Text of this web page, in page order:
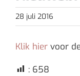
28 juli 2016
Klik hier voor
: 658